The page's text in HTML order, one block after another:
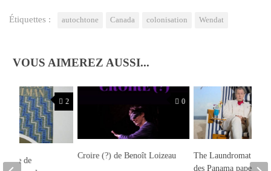
Étiquettes : autochtone Canada colonisation Wendat
VOUS AIMEREZ AUSSI...
0
Croire (?) de Benoît Loizeau
The Laundromat –
des Panama papers
2
de